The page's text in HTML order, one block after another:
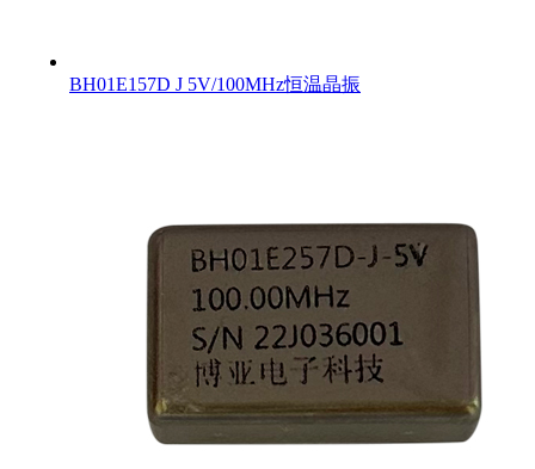
BH01E157D J 5V/100MHz恒温晶振